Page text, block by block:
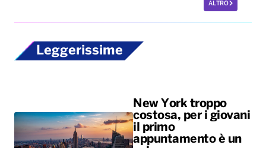
ALTRO
Leggerissime
New York troppo
costosa, per i giovani
il primo
appuntamento è un